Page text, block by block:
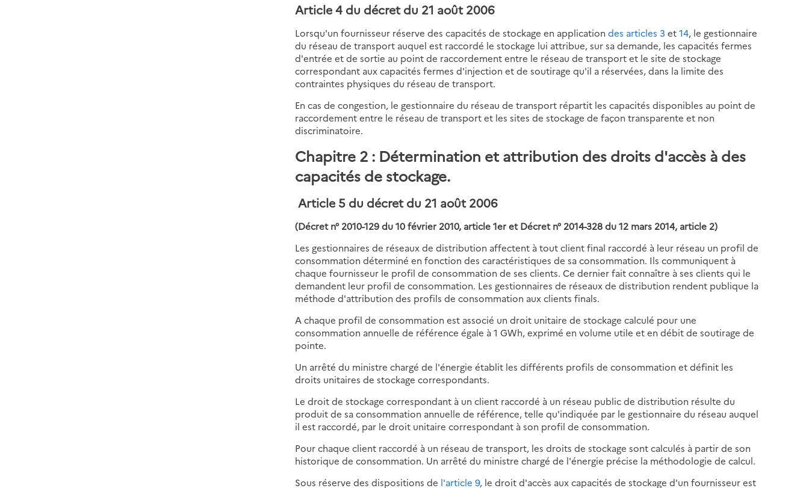
Article 4 du décret du 21 août 2006
Lorsqu'un fournisseur réserve des capacités de stockage en applicationdes articles 3 et14, le gestionnaire
du réseau de transport auquel est raccordé le stockage lui attribue, sur sa demande, les capacités fermes
d'entrée et de sortie au point de raccordement entre le réseau de transport et le site de stockage
correspondant aux capacités fermes d'injection et de soutirage qu'il a réservées, dans la limite des
contraintes physiques du réseau de transport.
En cas de congestion, le gestionnaire du réseau de transport répartit les capacités disponibles au point de
raccordement entre le réseau de transport et les sites de stockage de façon transparente et non
discriminatoire.
Chapitre 2 : Détermination et attribution des droits d'accès à des
capacités de stockage.
Article 5 du décret du 21 août 2006
(Décret n° 2010-129 du 10 février 2010, article 1er et Décret n° 2014-328 du 12 mars 2014, article 2)
Les gestionnaires de réseaux de distribution affectent à tout client final raccordé à leur réseau un profil de
consommation déterminé en fonction des caractéristiques de sa consommation. Ils communiquent à
chaque fournisseur le profil de consommation de ses clients. Ce dernier fait connaître à ses clients qui le
demandent leur profil de consommation. Les gestionnaires de réseaux de distribution rendent publique la
méthode d'attribution des profils de consommation aux clients finals.
A chaque profil de consommation est associé un droit unitaire de stockage calculé pour une
consommation annuelle de référence égale à 1 GWh, exprimé en volume utile et en débit de soutirage de
pointe.
Un arrêté du ministre chargé de l'énergie établit les différents profils de consommation et définit les
droits unitaires de stockage correspondants.
Le droit de stockage correspondant à un client raccordé à un réseau public de distribution résulte du
produit de sa consommation annuelle de référence, telle qu'indiquée par le gestionnaire du réseau auquel
il est raccordé, par le droit unitaire correspondant à son profil de consommation.
Pour chaque client raccordé à un réseau de transport, les droits de stockage sont calculés à partir de son
historique de consommation. Un arrêté du ministre chargé de l'énergie précise la méthodologie de calcul.
Sous réserve des dispositions de l'article 9, le droit d'accès aux capacités de stockage d'un fournisseur est